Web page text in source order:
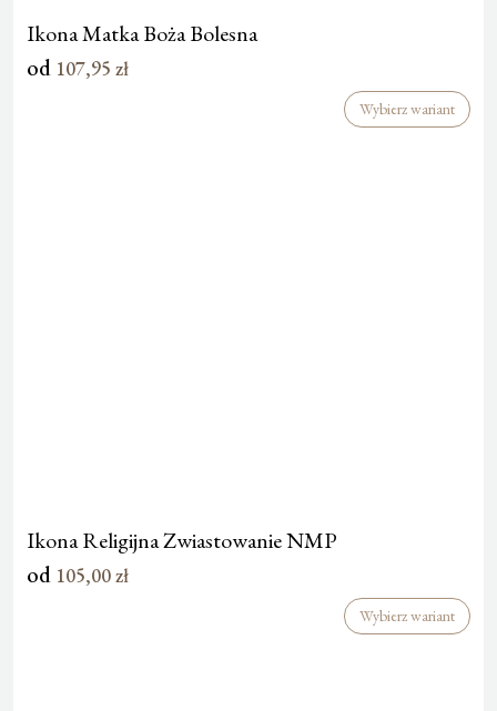
Ikona Matka Boża Bolesna
od 107,95 zł
Wybierz wariant
Ikona Religijna Zwiastowanie NMP
od 105,00zł
Wybierz wariant